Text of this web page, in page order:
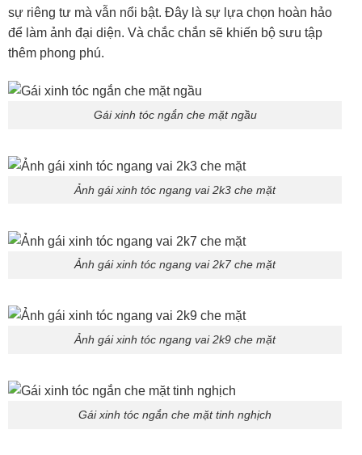
sự riêng tư mà vẫn nổi bật. Đây là sự lựa chọn hoàn hảo
để làm ảnh đại diện. Và chắc chắn sẽ khiến bộ sưu tập
thêm phong phú.
Gái xinh tóc ngắn che mặt ngầu
Ảnh gái xinh tóc ngang vai 2k3 che mặt
Ảnh gái xinh tóc ngang vai 2k7 che mặt
Ảnh gái xinh tóc ngang vai 2k9 che mặt
Gái xinh tóc ngắn che mặt tinh nghịch